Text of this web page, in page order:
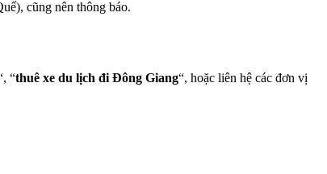
cũng nên thông báo.
“thuê xe du lịch đi Đông Giang“, hoặc liên hệ các đơn vị